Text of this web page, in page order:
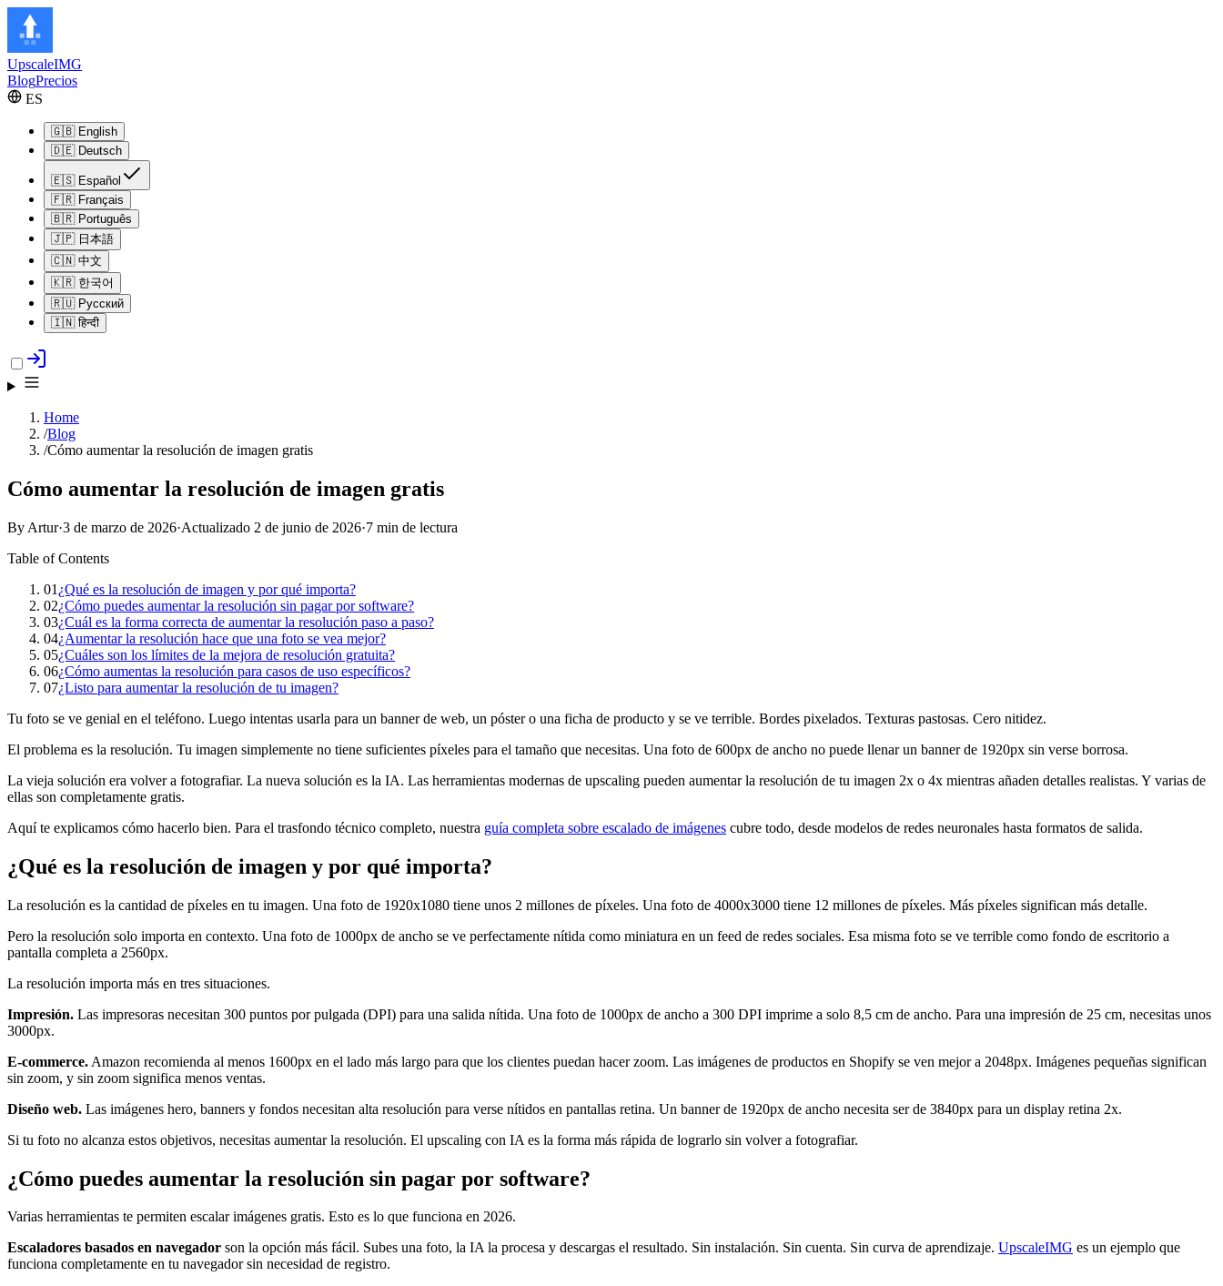
UpscaleIMG
BlogPrecios
ES
🇬🇧 English
🇩🇪 Deutsch
🇪🇸 Español
🇫🇷 Français
🇧🇷 Português
🇯🇵 日本語
🇨🇳 中文
🇰🇷 한국어
🇷🇺 Русский
🇮🇳 हिन्दी
Home
/Blog
/Cómo aumentar la resolución de imagen gratis
Cómo aumentar la resolución de imagen gratis
By Artur·3 de marzo de 2026·Actualizado 2 de junio de 2026·7 min de lectura
Table of Contents
01 ¿Qué es la resolución de imagen y por qué importa?
02¿Cómo puedes aumentar la resolución sin pagar por software?
03¿Cuál es la forma correcta de aumentar la resolución paso a paso?
04¿Aumentar la resolución hace que una foto se vea mejor?
05¿Cuáles son los límites de la mejora de resolución gratuita?
06¿Cómo aumentas la resolución para casos de uso específicos?
07¿Listo para aumentar la resolución de tu imagen?
Tu foto se ve genial en el teléfono. Luego intentas usarla para un banner de web, un póster o una ficha de producto y se ve terrible. Bordes pixelados. Texturas pastosas. Cero nitidez.
El problema es la resolución. Tu imagen simplemente no tiene suficientes píxeles para el tamaño que necesitas. Una foto de 600px de ancho no puede llenar un banner de 1920px sin verse borrosa.
La vieja solución era volver a fotografiar. La nueva solución es la IA. Las herramientas modernas de upscaling pueden aumentar la resolución de tu imagen 2x o 4x mientras añaden detalles realistas. Y varias de
ellas son completamente gratis.
Aquí te explicamos cómo hacerlo bien. Para el trasfondo técnico completo, nuestra guía completa sobre escalado de imágenes cubre todo, desde modelos de redes neuronales hasta formatos de salida.
¿Qué es la resolución de imagen y por qué importa?
La resolución es la cantidad de píxeles en tu imagen. Una foto de 1920x1080 tiene unos 2 millones de píxeles. Una foto de 4000x3000 tiene 12 millones de píxeles. Más píxeles significan más detalle.
Pero la resolución solo importa en contexto. Una foto de 1000px de ancho se ve perfectamente nítida como miniatura en un feed de redes sociales. Esa misma foto se ve terrible como fondo de escritorio a
pantalla completa a 2560px.
La resolución importa más en tres situaciones.
Impresión. Las impresoras necesitan 300 puntos por pulgada (DPI) para una salida nítida. Una foto de 1000px de ancho a 300 DPI imprime a solo 8,5 cm de ancho. Para una impresión de 25 cm, necesitas unos
3000px.
E-commerce. Amazon recomienda al menos 1600px en el lado más largo para que los clientes puedan hacer zoom. Las imágenes de productos en Shopify se ven mejor a 2048px. Imágenes pequeñas significan
sin zoom, y sin zoom significa menos ventas.
Diseño web. Las imágenes hero, banners y fondos necesitan alta resolución para verse nítidos en pantallas retina. Un banner de 1920px de ancho necesita ser de 3840px para un display retina 2x.
Si tu foto no alcanza estos objetivos, necesitas aumentar la resolución. El upscaling con IA es la forma más rápida de lograrlo sin volver a fotografiar.
¿Cómo puedes aumentar la resolución sin pagar por software?
Varias herramientas te permiten escalar imágenes gratis. Esto es lo que funciona en 2026.
Escaladores basados en navegador son la opción más fácil. Subes una foto, la IA la procesa y descargas el resultado. Sin instalación. Sin cuenta. Sin curva de aprendizaje. UpscaleIMG es un ejemplo que
funciona completamente en tu navegador sin necesidad de registro.